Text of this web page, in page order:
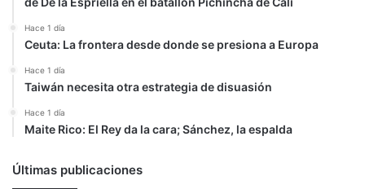
Hace 1 día
Ceuta: La frontera desde donde se presiona a Europa
Hace 1 día
Taiwán necesita otra estrategia de disuasión
Hace 1 día
Maite Rico: El Rey da la cara; Sánchez, la espalda
Últimas publicaciones